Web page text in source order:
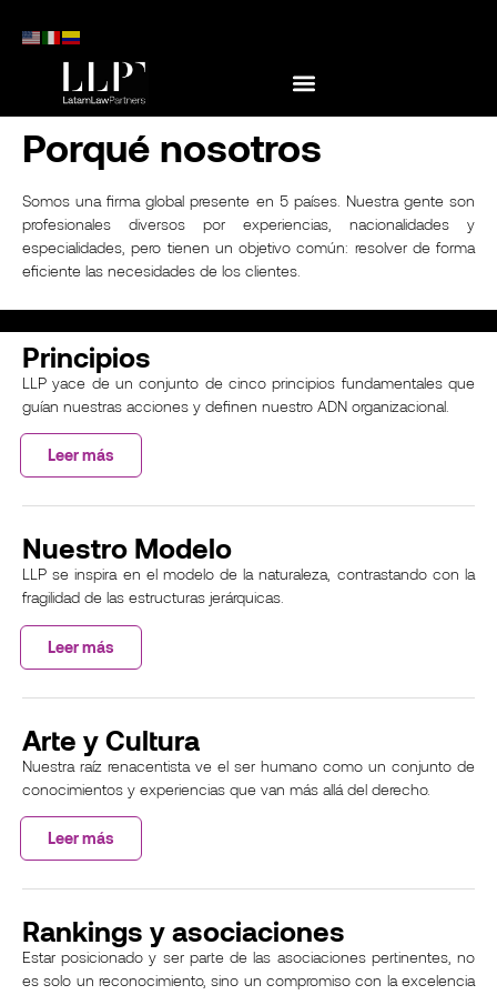
Porqué nosotros
Somos una firma global presente en 5 países. Nuestra gente son
profesionales diversos por experiencias, nacionalidades y
especialidades, pero tienen un objetivo común: resolver de forma
eficiente las necesidades de los clientes.
Principios
LLP yace de un conjunto de cinco principios fundamentales que
guían nuestras acciones y definen nuestro ADN organizacional.
Leer más
Nuestro Modelo
LLP se inspira en el modelo de la naturaleza, contrastando con la
fragilidad de las estructuras jerárquicas.
Leer más
Arte y Cultura
Nuestra raíz renacentista ve el ser humano como un conjunto de
conocimientos y experiencias que van más allá del derecho.
Leer más
Rankings y asociaciones
Estar posicionado y ser parte de las asociaciones pertinentes, no
es solo un reconocimiento, sino un compromiso con la excelencia